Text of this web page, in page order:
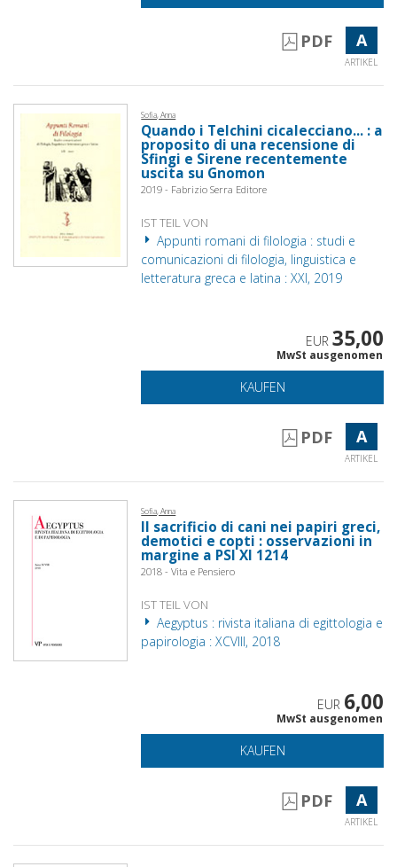
PDF A
ARTIKEL
Sofia, Anna
Quando i Telchini cicalecciano... : a
proposito di una recensione di
Sfingi e Sirene recentemente
uscita su Gnomon
2019 - Fabrizio Serra Editore
IST TEIL VON
Appunti romani di filologia : studi e
comunicazioni di filologia, linguistica e
letteratura greca e latina : XXI, 2019
EUR 35,00
MwSt ausgenomen
KAUFEN
PDF A
ARTIKEL
Sofia, Anna
Il sacrificio di cani nei papiri greci,
demotici e copti : osservazioni in
margine a PSI XI 1214
2018 - Vita e Pensiero
IST TEIL VON
Aegyptus : rivista italiana di egittologia e
papirologia : XCVIII, 2018
EUR 6,00
MwSt ausgenomen
KAUFEN
PDF A
ARTIKEL